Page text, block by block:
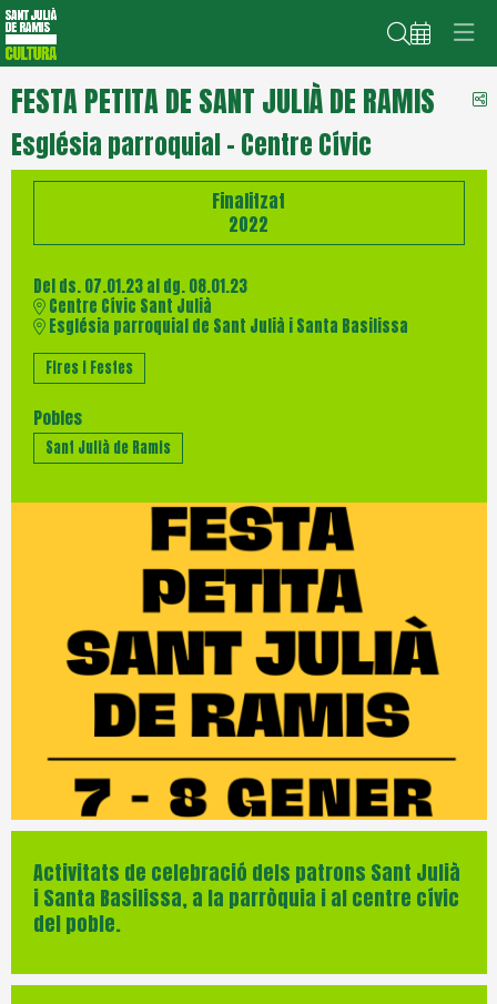
Cerca
FESTA PETITA DE SANT JULIÀ DE RAMIS
Església parroquial - Centre Cívic
Finalitzat
2022
Del ds. 07.01.23al dg. 08.01.23
Centre Cívic Sant Julià
Església parroquial de Sant Julià i Santa Basilissa
Fires i Festes
Pobles
Sant Julià de Ramis
Diapositiva 1 de 1
Activitats de celebració dels patrons Sant Julià
i Santa Basilissa, a la parròquia i al centre cívic
del poble.